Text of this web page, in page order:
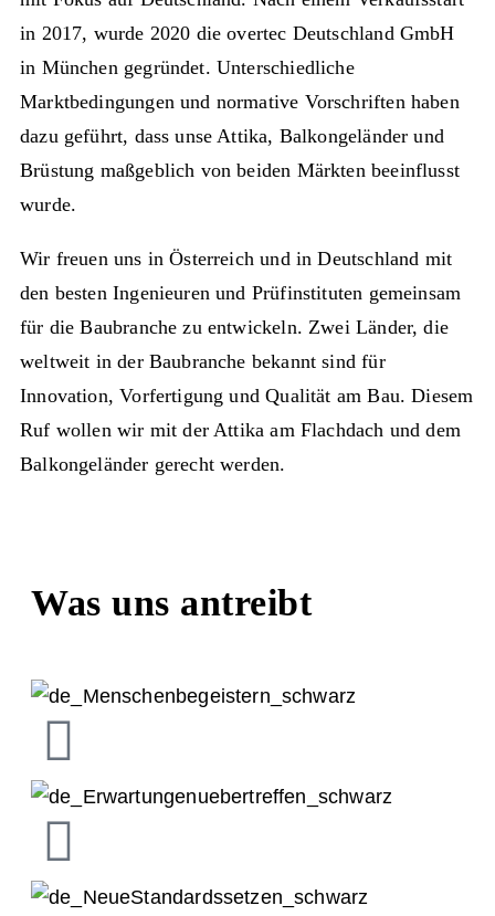
in 2017, wurde 2020 die overtec Deutschland GmbH
in München gegründet. Unterschiedliche
Marktbedingungen und normative Vorschriften haben
dazu geführt, dass unse Attika, Balkongeländer und
Brüstung maßgeblich von beiden Märkten beeinflusst
wurde.
Wir freuen uns in Österreich und in Deutschland mit
den besten Ingenieuren und Prüfinstituten gemeinsam
für die Baubranche zu entwickeln. Zwei Länder, die
weltweit in der Baubranche bekannt sind für
Innovation, Vorfertigung und Qualität am Bau. Diesem
Ruf wollen wir mit der Attika am Flachdach und dem
Balkongeländer gerecht werden.
Was uns antreibt